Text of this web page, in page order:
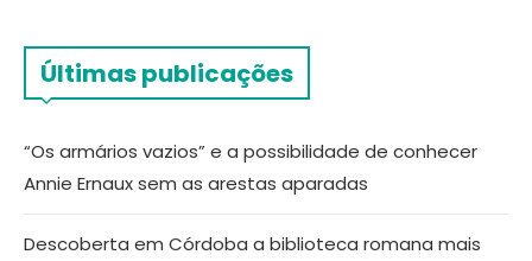
Últimas publicações
“Os armários vazios” e a possibilidade de conhecer
Annie Ernaux sem as arestas aparadas
Descoberta em Córdoba a biblioteca romana mais